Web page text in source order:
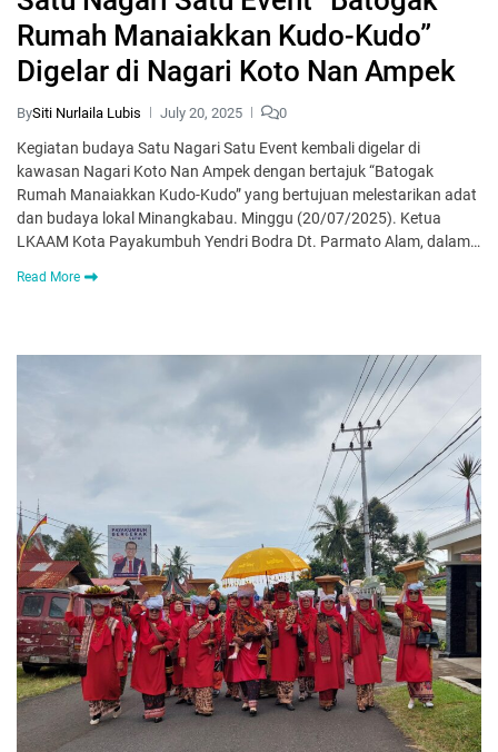
Rumah Manaiakkan Kudo-Kudo”
Digelar di Nagari Koto Nan Ampek
BySiti Nurlaila Lubis July 20, 2025 0
Kegiatan budaya Satu Nagari Satu Event kembali digelar di
kawasan Nagari Koto Nan Ampek dengan bertajuk “Batogak
Rumah Manaiakkan Kudo-Kudo” yang bertujuan melestarikan adat
dan budaya lokal Minangkabau. Minggu (20/07/2025). Ketua
LKAAM Kota Payakumbuh Yendri Bodra Dt. Parmato Alam, dalam…
Read More